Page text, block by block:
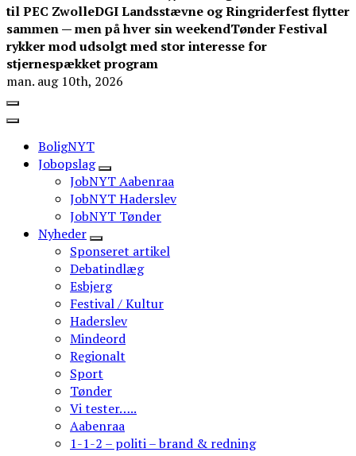
til PEC ZwolleDGI Landsstævne og Ringriderfest flytter
sammen — men på hver sin weekendTønder Festival
rykker mod udsolgt med stor interesse for
stjernespækket program
man. aug 10th, 2026
BoligNYT
Jobopslag
JobNYT Aabenraa
JobNYT Haderslev
JobNYT Tønder
Nyheder
Sponseret artikel
Debatindlæg
Esbjerg
Festival / Kultur
Haderslev
Mindeord
Regionalt
Sport
Tønder
Vi tester…..
Aabenraa
1-1-2 – politi – brand & redning